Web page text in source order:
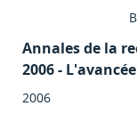
Annales de la
2006 -
2006